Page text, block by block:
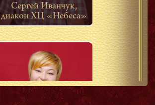
Сергей Иванчук,
диакон ХЦ «Небеса»